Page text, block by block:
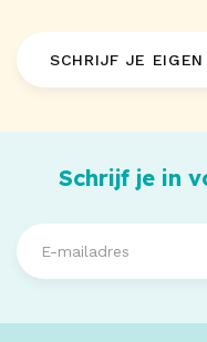
SCHRIJF JE EIGEN
Schrijf je in